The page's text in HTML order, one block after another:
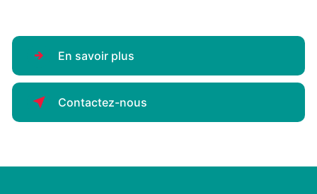
En savoir plus
Contactez-nous